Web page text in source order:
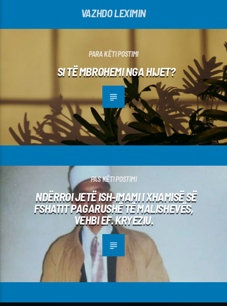
VAZHDO LEXIMIN
PARA KËTI POSTIMI
SI TË MBROHEMI NGA HIJET?
PAS KËTI POSTIMI
NDËRROI JETË ISH-IMAMI I XHAMISË SË
FSHATIT PAGARUSHË TË MALISHEVËS,
VEHBI EF. KRYEZIU.